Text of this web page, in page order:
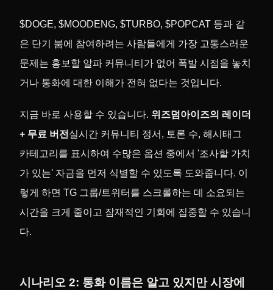
$DOGE, $MOODENG, $TURBO, $POPCAT 등과 같
은 단기 붐에 참여하려는 사람들에게 가장 고통스러운
문제는 홍보할 알파 커뮤니티가 없어 폭발 시점을 놓치
거나 통화에 대한 이해가 전혀 없다는 것입니다.
지금 바로 사용할 수 있습니다. 위즈덤아이즈의 레이더
+ 무료 버전 실시간 커뮤니티 정서, 토론 수, 해시태그
카테고리를 표시하여 수많은 옵션 중에서 '조사할 가치
가 있는' 자금을 먼저 식별할 수 있도록 도와줍니다. 이
렇게 하면 TG 그룹/트위터를 스크롤하는 데 소요되는
시간을 크게 줄이고 잠재적인 기회에 집중할 수 있습니
다.
시나리오 2: 통화 이름은 알고 있지만 시장에